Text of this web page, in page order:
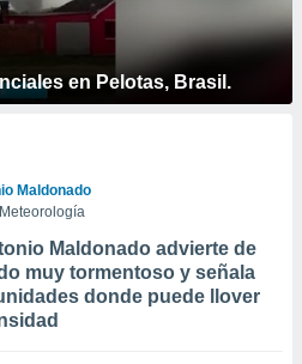
en Pelotas, Brasil.
Maldonado
Maldonado advierte de
muy tormentoso y señala
donde puede llover